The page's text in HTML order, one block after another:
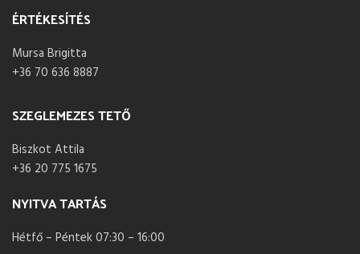
ÉRTÉKESÍTÉS
Mursa Brigitta
+36 70 636 8887
SZEGLEMEZES TETŐ
Biszkot Attila
+36 20 775 1675
NYITVA TARTÁS
Hétfő – Péntek 07:30 – 16:00